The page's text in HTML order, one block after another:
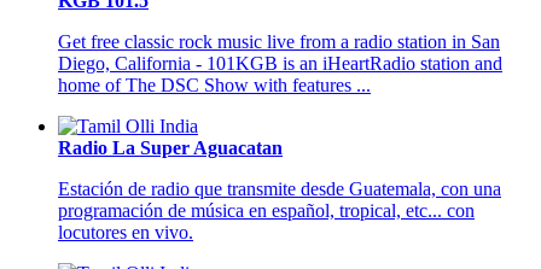
Get free classic rock music live from a radio station in San
Diego, California - 101KGB is an iHeartRadio station and
home of The DSC Show with features ...
Radio La Super Aguacatan
Estación de radio que transmite desde Guatemala, con una
programación de música en español, tropical, etc... con
locutores en vivo.